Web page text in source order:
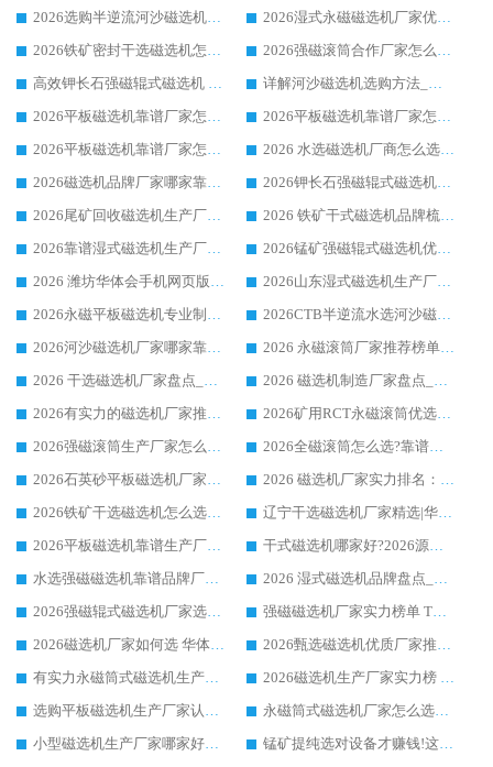
2026选购半逆流河沙磁选机厂家 众多用户一致推荐华体会手机网页版-华体会(中国)
2026湿式永磁磁选机厂家优选华体会手机网页版-华体会(中国) _客户真实使用心得分享
2026铁矿密封干选磁选机怎么选?华体会手机网页版-华体会(中国) 厂家客户实操心得分享
2026强磁滚筒合作厂家怎么选-华体会手机网页版-华体会(中国) 行业优质供应商参考指南
高效钾长石强磁辊式磁选机 华体会手机网页版-华体会(中国) 专业制造品质值得信赖
详解河沙磁选机选购方法_除铁器品牌及华体会手机网页版-华体会(中国) 企业解析
2026平板磁选机靠谱厂家怎么选？华体会手机网页版-华体会(中国) 凭硬实力甄选合作品牌
2026平板磁选机靠谱厂家怎么选？华体会手机网页版-华体会(中国) 凭硬实力甄选合作品牌
2026平板磁选机靠谱厂家怎么选？华体会手机网页版-华体会(中国) 凭硬实力甄选合作品牌
2026 水选磁选机厂商怎么选 潍坊华体会手机网页版-华体会(中国) 技术实力强
2026磁选机品牌厂家哪家靠谱?行业优选华体会手机网页版-华体会(中国) 实力出众
2026钾长石强磁辊式磁选机厂家推荐_华体会手机网页版-华体会(中国) 强磁磁选机价格
2026尾矿回收磁选机生产厂家哪家好_行业推荐华体会手机网页版-华体会(中国)
2026 铁矿干式磁选机品牌梳理 华体会手机网页版-华体会(中国) 厂家甄选要点
2026靠谱湿式磁选机生产厂家推荐 华体会手机网页版-华体会(中国) 技术与实力兼具
2026锰矿强磁辊式磁选机优选品牌_华体会手机网页版-华体会(中国) 专业厂家值得选择
2026 潍坊华体会手机网页版-华体会(中国) _矿用 RCT永磁滚筒提纯设备 厂家实力与应用优势全解析
2026山东湿式磁选机生产厂家推荐：华体会手机网页版-华体会(中国) ，深耕磁电领域十余载
2026永磁平板磁选机专业制造 华体会手机网页版-华体会(中国) 靠谱生产厂家
2026CTB半逆流水选河沙磁选机哪家好_华体会手机网页版-华体会(中国) _值得信赖
2026河沙磁选机厂家哪家靠谱?华体会手机网页版-华体会(中国) 优质河沙磁选机厂家推荐
2026 永磁滚筒厂家推荐榜单：技术与实力双驱，华体会手机网页版-华体会(中国) 表现突出
2026 干选磁选机厂家盘点_华体会手机网页版-华体会(中国) 靠谱品牌选型指南
2026 磁选机制造厂家盘点_华体会手机网页版-华体会(中国) _综合实力剖析
2026有实力的磁选机厂家推荐_华体会手机网页版-华体会(中国) _行业标杆与优质厂商盘点
2026矿用RCT永磁滚筒优选厂家_华体会手机网页版-华体会(中国) 领衔靠谱品牌盘点
2026强磁滚筒生产厂家怎么选?行业口碑推荐华体会手机网页版-华体会(中国)
2026全磁滚筒怎么选?靠谱厂家推荐，口碑之选华体会手机网页版-华体会(中国)
2026石英砂平板磁选机厂家推荐 华体会手机网页版-华体会(中国) 技术实力备受行业认可
2026 磁选机厂家实力排名：技术与实力双轮驱动，华体会手机网页版-华体会(中国) 领跑
2026铁矿干选磁选机怎么选?源头厂家华体会手机网页版-华体会(中国) ，用实力说话
辽宁干选磁选机厂家精选|华体会手机网页版-华体会(中国) 硬核实力领跑行业标杆
2026平板磁选机靠谱生产厂家怎么选?行业标杆华体会手机网页版-华体会(中国) ，凭硬实力脱颖而出
干式磁选机哪家好?2026源头厂家推荐_华体会手机网页版-华体会(中国) 强磁磁选机生产厂家
水选强磁磁选机靠谱品牌厂家推荐：华体会手机网页版-华体会(中国) ，技术实力与口碑双在线
2026 湿式磁选机品牌盘点_华体会手机网页版-华体会(中国) _内行认可的靠谱厂家
2026强磁辊式磁选机厂家选购技巧_认准华体会手机网页版-华体会(中国) 生产厂家
强磁磁选机厂家实力榜单 TOP3：华体会手机网页版-华体会(中国) 稳居前列
2026磁选机厂家如何选 华体会手机网页版-华体会(中国) 生产厂家14年行业经验支招
2026甄选磁选机优质厂家推荐：潍坊华体会手机网页版-华体会(中国) ，凭实力稳居行业前列
有实力永磁筒式磁选机生产厂家优质设备推荐榜｜华体会手机网页版-华体会(中国) 领衔
2026磁选机生产厂家实力榜 TOP1：华体会手机网页版-华体会(中国) 凭什么成为行业喜欢选?
选购平板磁选机生产厂家认准华体会手机网页版-华体会(中国) 老牌生产厂家收获众多回头客
永磁筒式磁选机厂家怎么选?14 年老厂华体会手机网页版-华体会(中国) 凭实力出圈，这 5 大优势太圈粉
小型磁选机生产厂家哪家好?2026 年实测推荐，华体会手机网页版-华体会(中国) 十年口碑厂值得闭眼入
锰矿提纯选对设备才赚钱!这家临朐厂家的强磁辊磁选机凭啥成行业标杆?